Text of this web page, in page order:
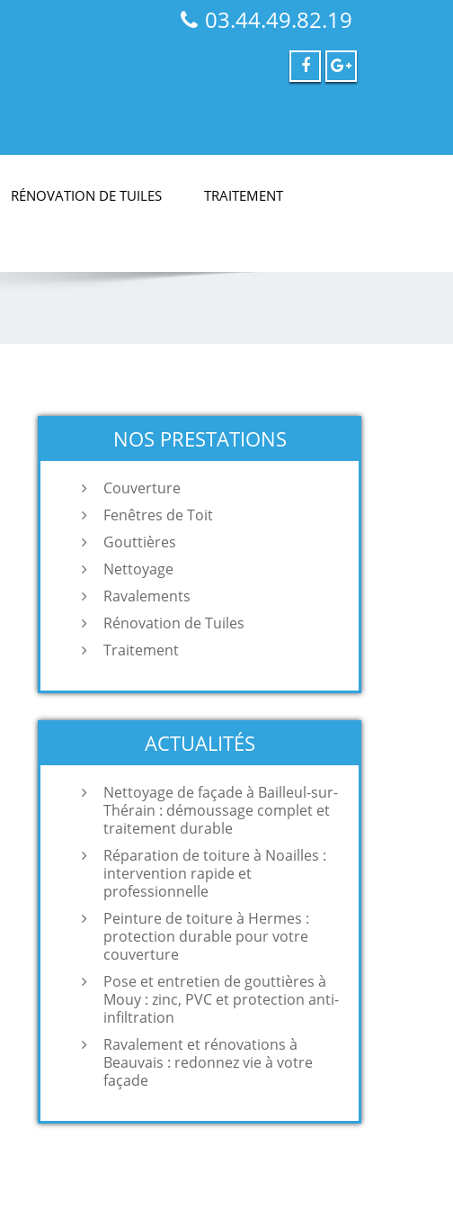
03.44.49.82.19
RÉNOVATION DE TUILES TRAITEMENT
NOS PRESTATIONS
Couverture
Fenêtres de Toit
Gouttières
Nettoyage
Ravalements
Rénovation de Tuiles
Traitement
ACTUALITÉS
Nettoyage de façade à Bailleul-sur-
Thérain : démoussage complet et
traitement durable
Réparation de toiture à Noailles :
intervention rapide et
professionnelle
Peinture de toiture à Hermes :
protection durable pour votre
couverture
Pose et entretien de gouttières à
Mouy : zinc, PVC et protection anti-
infiltration
Ravalement et rénovations à
Beauvais : redonnez vie à votre
façade